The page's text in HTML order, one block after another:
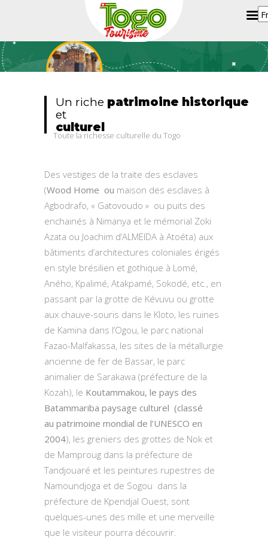
Un riche patrimoine historique
et
culturel
Toute la richesse culturelle du Togo
Des vestiges de la traite des esclaves
(Wood Home ou maison des esclaves à
Agbodrafo, « Gatovoudo » ou puits des
enchainés à Nimanya et le mémorial Zoki
Azata ou Joachim d’ALMEIDA à Atoéta) aux
bâtiments d’architectures coloniales érigés
en style brésilien et gothique à Lomé,
Aného, Kpalimé, Atakpamé, Sokodé, etc., en
passant par la grotte de Kévuvu ou grotte
aux chauve-souris dans le Kloto, les ruines
de Kamina dans l’Ogou, le parc national
Fazao-Malfakassa, les sites de la métallurgie
ancienne de fer de Bassar, le parc
animalier de Sarakawa (préfecture de la
Kozah), le Koutammakou, le pays des
Batammariba paysage culturel (classé
au patrimoine mondial de l’UNESCO en
2004), les greniers des grottes de Nok et
de Mamproug dans la préfecture de
Tandjouaré et les peintures rupestres de
Namoundjoga et de Sogou dans la
préfecture de Kpendjal Ouest, sont
quelques-unes des mille et une merveille
que le visiteur pourra découvrir.